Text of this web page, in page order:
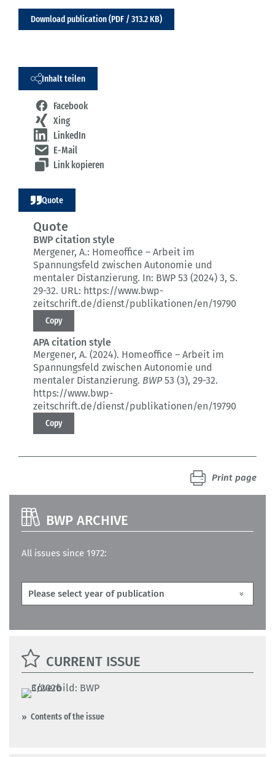
Download publication (PDF / 313.2 KB)
Inhalt teilen
Facebook
Xing
LinkedIn
E-Mail
Link kopieren
Quote
Quote
BWP citation style
Mergener, A.: Homeoffice – Arbeit im
Spannungsfeld zwischen Autonomie und
mentaler Distanzierung. In: BWP 53 (2024) 3, S.
29-32. URL: https://www.bwp-
zeitschrift.de/dienst/publikationen/en/19790
Copy
APA citation style
Mergener, A. (2024). Homeoffice – Arbeit im
Spannungsfeld zwischen Autonomie und
mentaler Distanzierung. BWP53 (3), 29-32.
https://www.bwp-
zeitschrift.de/dienst/publikationen/en/19790
Copy
Print page
BWP ARCHIVE
All issues since 1972:
CURRENT ISSUE
Contents of the issue